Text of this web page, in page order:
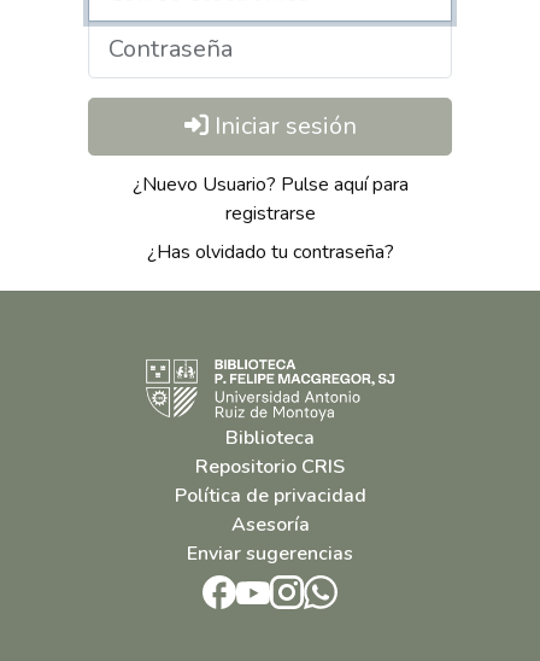
Iniciar sesión
¿Nuevo Usuario? Pulse aquí para
registrarse
¿Has olvidado tu contraseña?
Biblioteca
Repositorio CRIS
Política de privacidad
Asesoría
Enviar sugerencias